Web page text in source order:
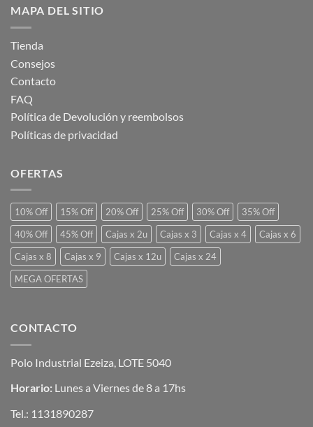
MAPA DEL SITIO
Tienda
Consejos
Contacto
FAQ
Política de Devolución y reembolsos
Políticas de privacidad
OFERTAS
10% Off 15% Off 20% Off 25% Off 30% Off
35% Off
40% Off
45% Off Cajas x 2u Cajas x 3 Cajas x 4
Cajas x 6
Cajas x 8
Cajas x 9 Cajas x 12u
Cajas x 24
MEGA OFERTAS
CONTACTO
Polo Industrial Ezeiza, LOTE 5040
Horario: Lunes a Viernes de 8 a 17hs
Tel.: 1131890287